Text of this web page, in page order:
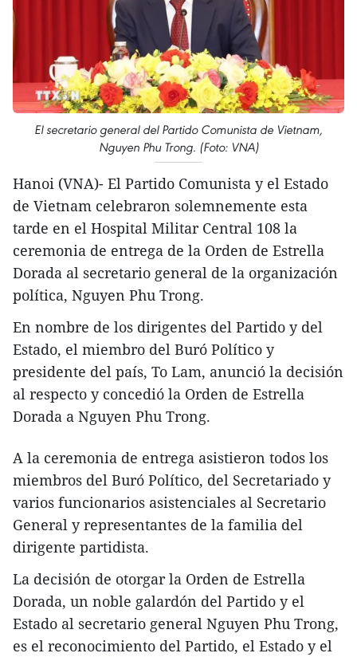
El secretario general del Partido Comunista de Vietnam,
Nguyen Phu Trong. (Foto: VNA)
Hanoi (VNA)- El Partido Comunista y el Estado
de Vietnam celebraron solemnemente esta
tarde en el Hospital Militar Central 108 la
ceremonia de entrega de la Orden de Estrella
Dorada al secretario general de la organización
política, Nguyen Phu Trong.
En nombre de los dirigentes del Partido y del
Estado, el miembro del Buró Político y
presidente del país, To Lam, anunció la decisión
al respecto y concedió la Orden de Estrella
Dorada a Nguyen Phu Trong.
A la ceremonia de entrega asistieron todos los
miembros del Buró Político, del Secretariado y
varios funcionarios asistenciales al Secretario
General y representantes de la familia del
dirigente partidista.
La decisión de otorgar la Orden de Estrella
Dorada, un noble galardón del Partido y el
Estado al secretario general Nguyen Phu Trong,
es el reconocimiento del Partido, el Estado y el